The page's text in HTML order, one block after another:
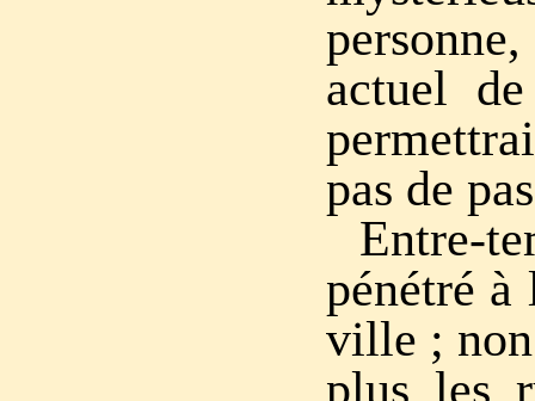
actuel
pas de
Entre-
pénétré à
ville ; non
plus les